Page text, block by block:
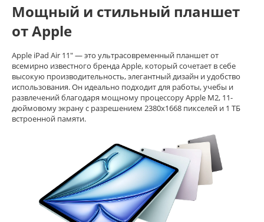
Мощный и стильный планшет
от Apple
Apple iPad Air 11" — это ультрасовременный планшет от
всемирно известного бренда Apple, который сочетает в себе
высокую производительность, элегантный дизайн и удобство
использования. Он идеально подходит для работы, учебы и
развлечений благодаря мощному процессору Apple M2, 11-
дюймовому экрану с разрешением 2380x1668 пикселей и 1 ТБ
встроенной памяти.